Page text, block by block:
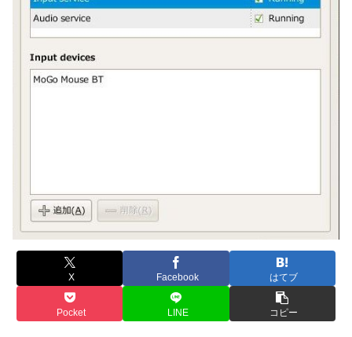
X Facebook はてブ
Pocket LINE コピー